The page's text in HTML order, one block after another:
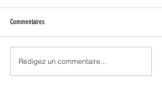
Fin de saison des cadets &
performances des aînés !
Commentaires
Rédigez un commentaire...